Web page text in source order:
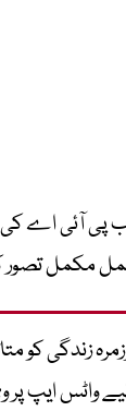
پی آئی اے
عمل مکمل تصور
زندگی کو
ایپ پر وی